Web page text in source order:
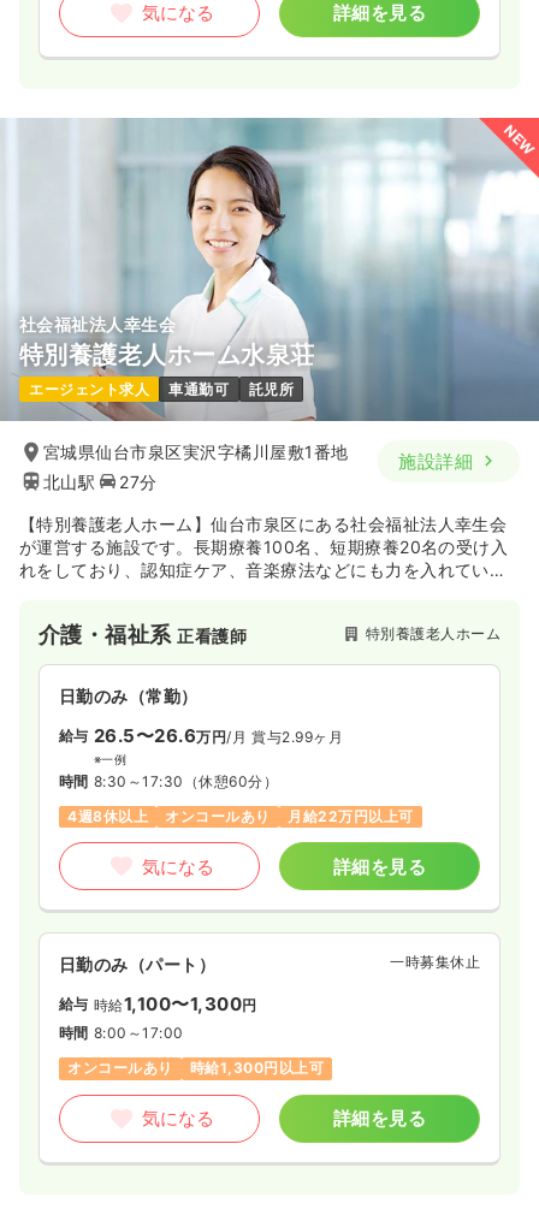
気になる 詳細を見る
NEW
社会福祉法人幸生会
特別養護老人ホーム水泉荘
エージェント求人 車通勤可 託児所
宮城県仙台市泉区実沢字橘川屋敷1番地
北山駅
27分
施設詳細
【特別養護老人ホーム】仙台市泉区にある社会福祉法人幸生会
が運営する施設です。長期療養100名、短期療養20名の受け入
れをしており、認知症ケア、音楽療法などにも力を入れていま
介護・福祉系正看護師 特別養護老人ホーム
日勤のみ（常勤）
給与 26.5〜26.6万円/月 賞与2.99ヶ月
※一例
時間 8:30～17:30 （休憩60分）
4週8休以上
オンコールあり 月給22万円以上可
気になる 詳細を見る
日勤のみ（パート） 一時募集休止
給与 時給1,100〜1,300円
時間 8:00～17:00
オンコールあり
時給1,300円以上可
気になる 詳細を見る